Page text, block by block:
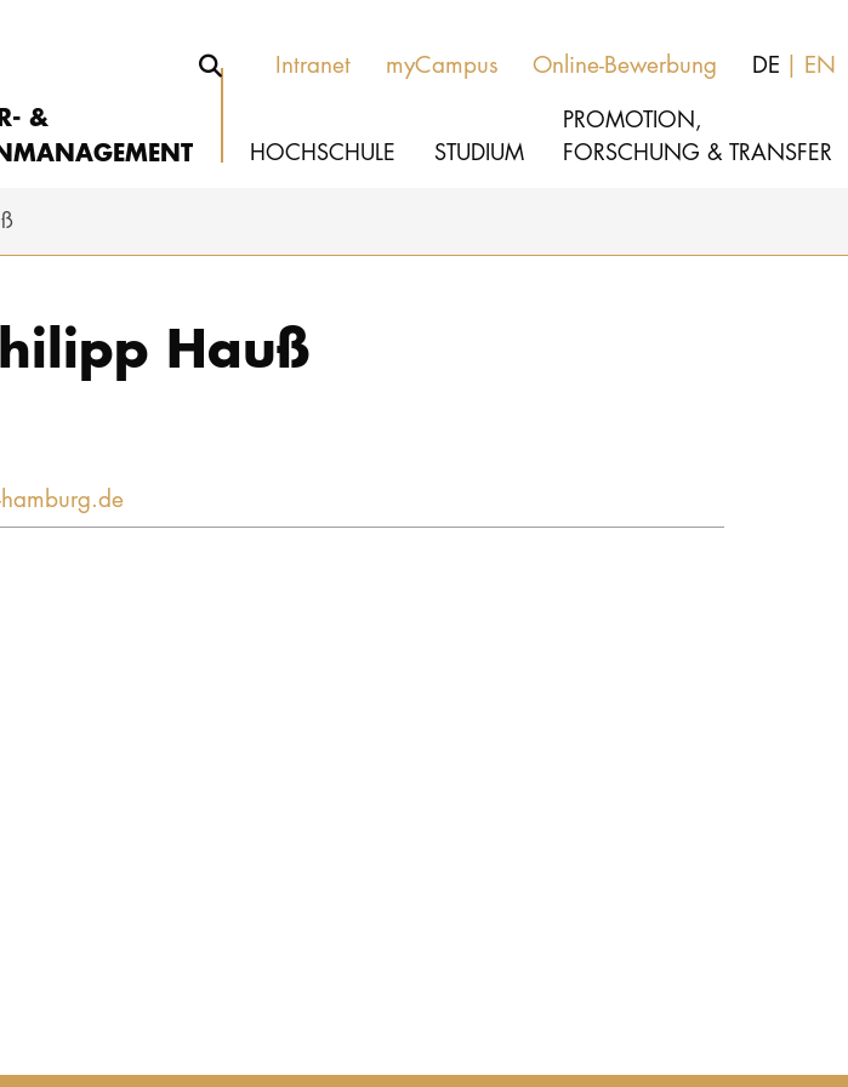
Intranet myCampus Online-Bewerbung DE EN
&
HOCHSCHULE STUDIUM
PROMOTION,
FORSCHUNG & TRANSFER
Hauß
Netzwerk